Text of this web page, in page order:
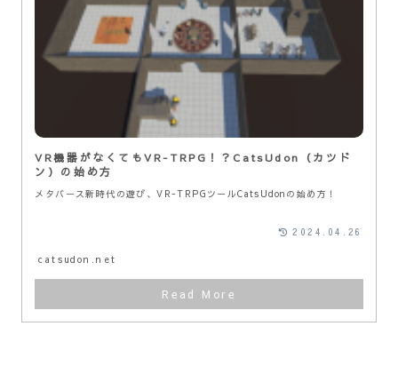
VR機器がなくてもVR-TRPG！？CatsUdon（カツド
ン）の始め方
メタバース新時代の遊び、VR-TRPGツールCatsUdonの始め方！
catsudon.net
2024.04.26